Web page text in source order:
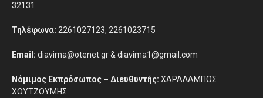
32131
Τηλέφωνα: 2261027123, 2261023715
Email: diavima@otenet.gr & diavima1@gmail.com
Νόμιμος Εκπρόσωπος – Διευθυντής: ΧΑΡΑΛΑΜΠΟΣ
ΧΟΥΤΖΟΥΜΗΣ